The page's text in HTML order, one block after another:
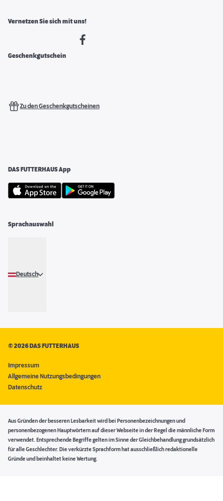
Vernetzen Sie sich mit uns!
Geschenkgutschein
Zu den Geschenkgutscheinen
DAS FUTTERHAUS App
Sprachauswahl
Deutsch
©2026 DAS FUTTERHAUS
Impressum
Allgemeine Nutzungsbedingungen
Datenschutz
Aus Gründen der besseren Lesbarkeit wird bei Personenbezeichnungen und
personenbezogenen Hauptwörtern auf dieser Webseite in der Regel die männliche Form
verwendet. Entsprechende Begriffe gelten im Sinne der Gleichbehandlung grundsätzlich
für alle Geschlechter. Die verkürzte Sprachform hat ausschließlich redaktionelle
Gründe und beinhaltet keine Wertung.